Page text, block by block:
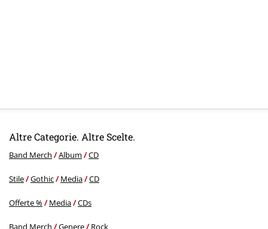
Altre Categorie. Altre Scelte.
Band Merch Album CD
Stile Gothic Media CD
Offerte % Media CDs
Band Merch Genere Rock